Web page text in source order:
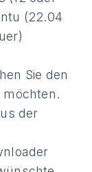
(22.04
Sie den
möchten.
der